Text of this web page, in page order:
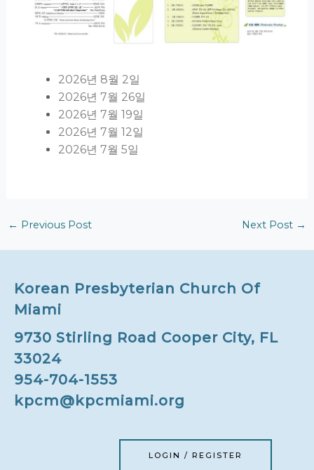
2026년 8월 2일
2026년 7월 26일
2026년 7월 19일
2026년 7월 12일
2026년 7월 5일
← Previous Post Next Post →
Korean Presbyterian Church Of
Miami
9730 Stirling Road Cooper City, FL
33024
954-704-1553
kpcm@kpcmiami.org
LOGIN / REGISTER